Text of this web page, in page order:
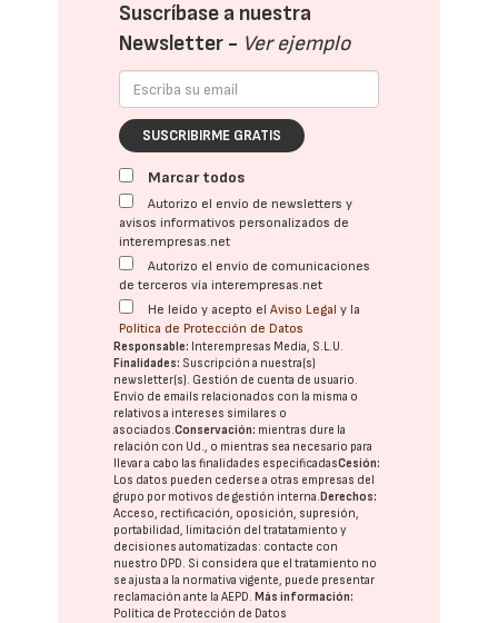
Suscríbase a nuestra
Newsletter - Ver ejemplo
SUSCRIBIRME GRATIS
Marcar todos
Autorizo el envío de newsletters y
avisos informativos personalizados de
interempresas.net
Autorizo el envío de comunicaciones
de terceros vía interempresas.net
He leído y acepto elAviso Legal y la
Política de Protección de Datos
Responsable: Interempresas Media, S.L.U.
Finalidades: Suscripción a nuestra(s)
newsletter(s). Gestión de cuenta de usuario.
Envío de emails relacionados con la misma o
relativos a intereses similares o
asociados.Conservación: mientras dure la
relación con Ud., o mientras sea necesario para
llevar a cabo las finalidades especificadasCesión:
Los datos pueden cederse a otras empresas del
grupo por motivos de gestión interna. Derechos:
Acceso, rectificación, oposición, supresión,
portabilidad, limitación del tratatamiento y
decisiones automatizadas: contacte con
nuestro DPD. Si considera que el tratamiento no
se ajusta a la normativa vigente, puede presentar
reclamación ante laAEPD. Más información:
Política de Protección de Datos